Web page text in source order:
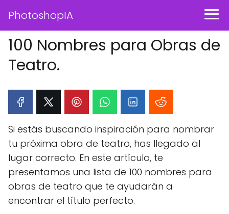
PhotoshopIA
100 Nombres para Obras de
Teatro.
Si estás buscando inspiración para nombrar
tu próxima obra de teatro, has llegado al
lugar correcto. En este artículo, te
presentamos una lista de 100 nombres para
obras de teatro que te ayudarán a
encontrar el título perfecto.